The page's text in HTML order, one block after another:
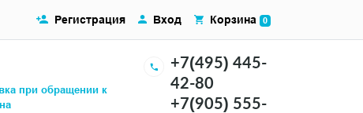
при обращении к
+7(495) 445-
42-80
+7(905) 555-
Регистрация Вход Корзина 0